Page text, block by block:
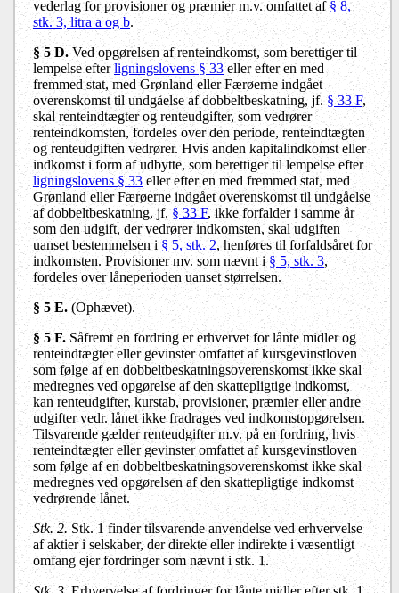
vederlag for provisioner og præmier m.v. omfattet af§ 8,
stk. 3, litra a og b.
§ 5 D. Ved opgørelsen af renteindkomst, som berettiger til
lempelse efterligningslovens § 33eller efter en med
fremmed stat, med Grønland eller Færøerne indgået
overenskomst til undgåelse af dobbeltbeskatning, jf.§ 33 F,
skal renteindtægter og renteudgifter, som vedrører
renteindkomsten, fordeles over den periode, renteindtægten
og renteudgiften vedrører. Hvis anden kapitalindkomst eller
indkomst i form af udbytte, som berettiger til lempelse efter
ligningslovens § 33eller efter en med fremmed stat, med
Grønland eller Færøerne indgået overenskomst til undgåelse
af dobbeltbeskatning, jf.§ 33 F, ikke forfalder i samme år
som den udgift, der vedrører indkomsten, skal udgiften
uanset bestemmelsen i § 5, stk. 2, henføres til forfaldsåret for
indkomsten. Provisioner mv. som nævnt i§ 5, stk. 3,
fordeles over låneperioden uanset størrelsen.
§ 5 E. (Ophævet).
§ 5 F.Såfremt en fordring er erhvervet for lånte midler og
renteindtægter eller gevinster omfattet af kursgevinstloven
som følge af en dobbeltbeskatningsoverenskomst ikke skal
medregnes ved opgørelse af den skattepligtige indkomst,
kan renteudgifter, kurstab, provisioner, præmier eller andre
udgifter vedr. lånet ikke fradrages ved indkomstopgørelsen.
Tilsvarende gælder renteudgifter m.v. på en fordring, hvis
renteindtægter eller gevinster omfattet af kursgevinstloven
som følge af en dobbeltbeskatningsoverenskomst ikke skal
medregnes ved opgørelsen af den skattepligtige indkomst
vedrørende lånet.
Stk. 2. Stk. 1 finder tilsvarende anvendelse ved erhvervelse
af aktier i selskaber, der direkte eller indirekte i væsentligt
omfang ejer fordringer som nævnt i stk. 1.